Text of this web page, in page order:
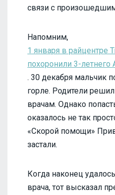
связи с
Напомним,
1 января в райцентре
похоронили 3-летнего
. 30 декабря мальчик
горле. Родители
врачам. Однако
оказалось не так
«Скорой помощи»
застали.
Когда наконец
врача, тот высказал